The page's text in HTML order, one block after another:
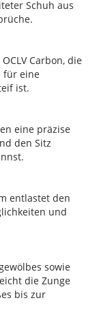
Schuh aus
Carbon, die
für eine
ist.
eine präzise
den Sitz
entlastet den
und
sowie
die Zunge
bis zur